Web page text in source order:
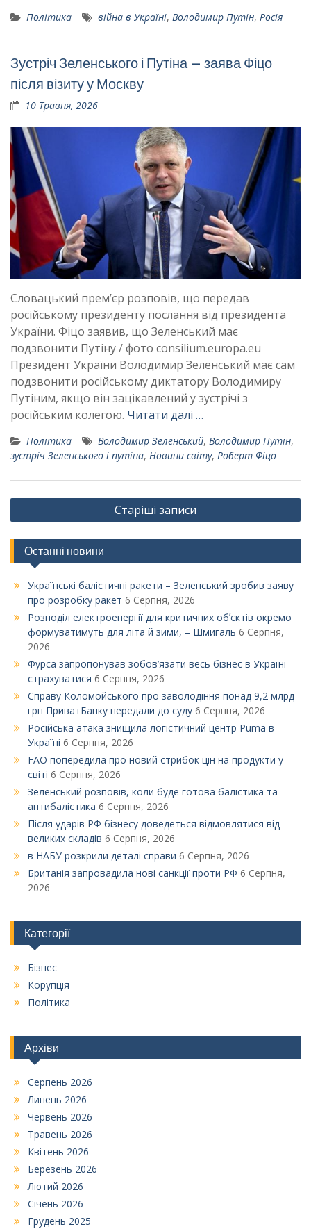
Політика війна в Україні, Володимир Путін, Росія
Зустріч Зеленського і Путіна – заява Фіцо
після візиту у Москву
10 Травня, 2026
Словацький прем’єр розповів, що передав
російському президенту послання від президента
України. Фіцо заявив, що Зеленський має
подзвонити Путіну / фото consilium.europa.eu
Президент України Володимир Зеленський має сам
подзвонити російському диктатору Володимиру
Путіним, якщо він зацікавлений у зустрічі з
російським колегою. Читати далі …
Політика Володимир Зеленський, Володимир Путін,
зустріч Зеленського і путіна, Новини світу, Роберт Фіцо
Навігація
за
записами
Старіші записи
Останні новини
Українські балістичні ракети – Зеленський зробив заяву
про розробку ракет 6 Серпня, 2026
Розподіл електроенергії для критичних обʼєктів окремо
формуватимуть для літа й зими, – Шмигаль 6 Серпня,
2026
Фурса запропонував зобов’язати весь бізнес в Україні
страхуватися 6 Серпня, 2026
Справу Коломойського про заволодіння понад 9,2 млрд
грн ПриватБанку передали до суду 6 Серпня, 2026
Російська атака знищила логістичний центр Puma в
Україні 6 Серпня, 2026
FAO попередила про новий стрибок цін на продукти у
світі 6 Серпня, 2026
Зеленський розповів, коли буде готова балістика та
антибалістика 6 Серпня, 2026
Після ударів РФ бізнесу доведеться відмовлятися від
великих складів 6 Серпня, 2026
в НАБУ розкрили деталі справи 6 Серпня, 2026
Британія запровадила нові санкції проти РФ 6 Серпня,
2026
Категорії
Бізнес
Корупція
Політика
Архіви
Серпень 2026
Липень 2026
Червень 2026
Травень 2026
Квітень 2026
Березень 2026
Лютий 2026
Січень 2026
Грудень 2025